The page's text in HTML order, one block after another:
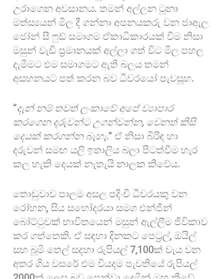
උරාගෙන අවසානය. තමන් අල්ලන ටූනා
මත්ස්‍යයන් මිල දී ගන්නා අපනයකරු වන ජාඇල
ජෝන් සී ෆුඩ් සමාගම ඒකාධිකාරයක් වීම නිසා
මසුන් වැඩි ප්‍රමානයක් අල්ලා ගත් විට මිල පහල
දැමීමට එම සමාගමට ඇති බලය තමන්
අසහනයට පත් කරන බව ධීවරයෝ පැවසූහ.
“දැන් නම් තවත් ලංකාවේ අපේ ව්‍යාපාර
කරගෙන දරුවන්ට උගන්වන්න, වෙනත් කිසි
දෙයක් කරගන්න බැහැ.” ඒ නිසා බිරිඳ හා
දරුවන් සමඟ යලි ඉතාලිය බලා පිටත්වීම හැර
කල හැකි දෙයක් නැතැයි නාලක කීවේය.
තොඩුවාව පාලම අසල පදිංචි ධීවරයකු වන
රෝහන, සිය සහෝදරයා සමග එන්ජින්
බෝට්ටුවක් භාවිතයෙන් මසුන් ඇල්ලීම ජිවිකාව
කර ගත්තෙකි. ඒ සඳහා දිනකට පෙට්‍රල්, ඔයිල්
සහ බූමි තෙල් සදහා රුපියල් 7,100ක් වැය වන
අතර ගිය වසරේ එම වියදම පැවතියේ රුපියල්